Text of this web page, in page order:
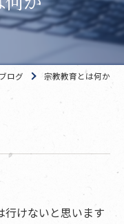
ブログ 宗教教育とは何か
行けないと思います